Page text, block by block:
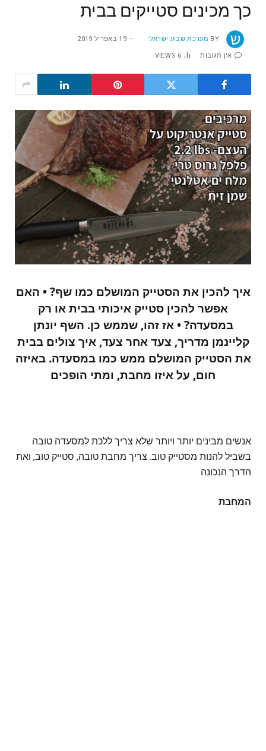
כך מכינים סטייקים בבית
BY מערכת שבוע ישראלי 19 באפריל 2019
אין תגובות 6
VIEWS
איך להכין את הסטייק המושלם כמו שף? • האם
אפשר להכין סטייק איכותי בבית או רק
במסעדה? • אז זהו, שממש כן. השף יונתן
קליינמן מדריך, צעד אחר צעד, איך צולים בבית
את הסטייק המושלם ממש כמו במסעדה. באיזה
חום, על איזו מחבת, ומתי הופכים
אנשים מבינים יותר ויותר שלא צריך ללכת למסעדה טובה
בשביל להנות מסטייק טוב. צריך מחבת טובה, סטייק טוב, ואת
הדרך הנכונה
המחבת